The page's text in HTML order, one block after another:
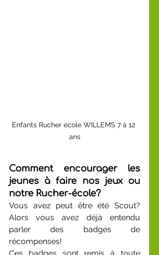
Enfants Rucher école WILLEMS 7 à 12
ans
Comment encourager les
jeunes à faire nos jeux ou
notre Rucher-école?
Vous avez peut être été Scout?
Alors vous avez déjà entendu
parler des badges de
récompenses!